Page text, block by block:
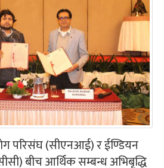
परिसंघ (सीएनआई) र ईण्डियन
बीच आर्थिक सम्बन्ध अभिबृद्धि